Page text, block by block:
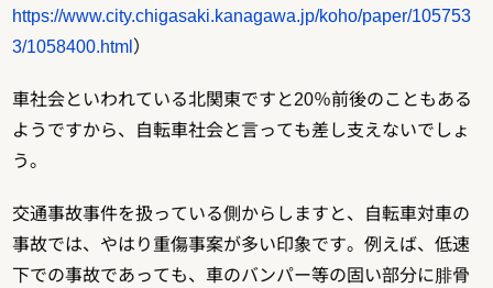
https://www.city.chigasaki.kanagawa.jp/koho/paper/105753
3/1058400.html）
車社会といわれている北関東ですと20％前後のこともある
ようですから、自転車社会と言っても差し支えないでしょ
う。
交通事故事件を扱っている側からしますと、自転車対車の
事故では、やはり重傷事案が多い印象です。例えば、低速
下での事故であっても、車のバンパー等の固い部分に腓骨